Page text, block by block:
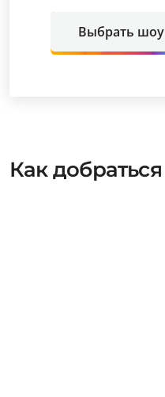
Выбрать шоу
Как добраться